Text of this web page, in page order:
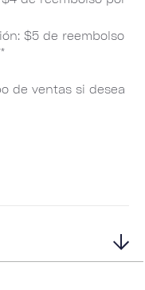
$5 de reembolso
de ventas si desea